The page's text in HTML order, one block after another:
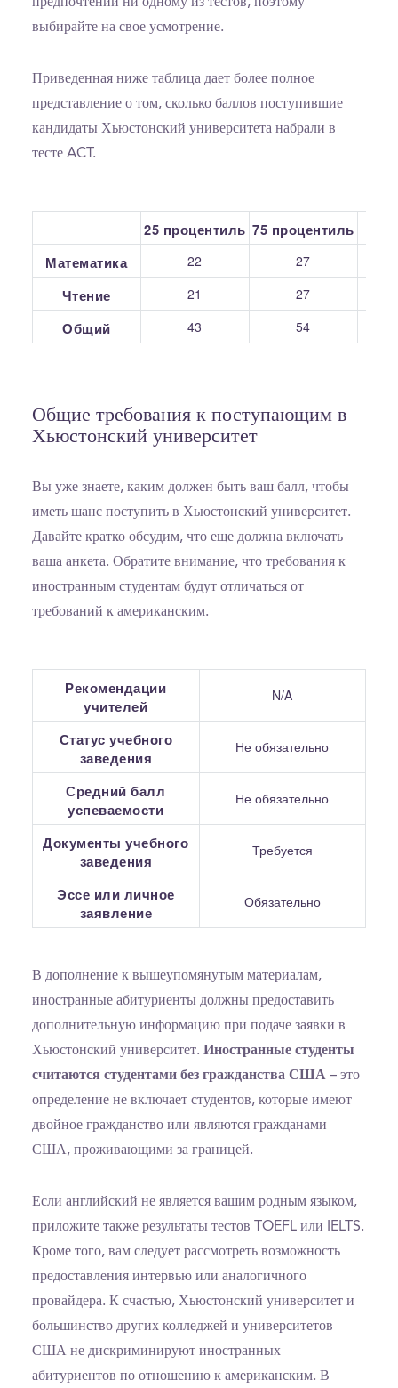
выбирайте на свое усмотрение.
Приведенная ниже таблица дает более полное
представление о том, сколько баллов поступившие
кандидаты Хьюстонский университета набрали в
тесте ACT.
25 процентиль 75 процентиль
Математика
22 27
Чтение 21 27
Общий 43 54
Общие требования к поступающим в
Хьюстонский университет
Вы уже знаете, каким должен быть ваш балл, чтобы
иметь шанс поступить в Хьюстонский университет.
Давайте кратко обсудим, что еще должна включать
ваша анкета. Обратите внимание, что требования к
иностранным студентам будут отличаться от
требований к американским.
Рекомендации
учителей
N/A
Статус учебного
заведения
Не обязательно
Средний балл
успеваемости
Не обязательно
Документы учебного
заведения
Требуется
Эссе или личное
заявление
Обязательно
В дополнение к вышеупомянутым материалам,
иностранные абитуриенты должны предоставить
дополнительную информацию при подаче заявки в
Хьюстонский университет. Иностранные студенты
считаются студентами без гражданства США – это
определение не включает студентов, которые имеют
двойное гражданство или являются гражданами
США, проживающими за границей.
Если английский не является вашим родным языком,
приложите также результаты тестов TOEFL или IELTS.
Кроме того, вам следует рассмотреть возможность
предоставления интервью или аналогичного
провайдера. К счастью, Хьюстонский университет и
большинство других колледжей и университетов
США не дискриминируют иностранных
абитуриентов по отношению к американским. В